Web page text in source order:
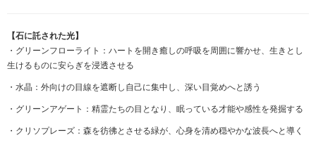
【石に託された光】
・グリーンフローライト：ハートを開き癒しの呼吸を周囲に響かせ、生きとし
生けるものに安らぎを浸透させる
・水晶：外向けの目線を遮断し自己に集中し、深い目覚めへと誘う
・グリーンアゲート：精霊たちの目となり、眠っている才能や感性を発掘する
・クリソプレーズ：森を彷彿とさせる緑が、心身を清め穏やかな波長へと導く